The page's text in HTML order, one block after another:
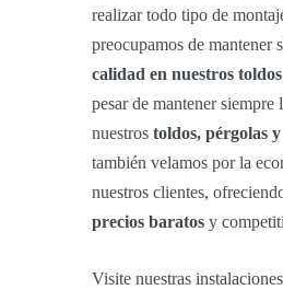
realizar todo tipo de
preocupamos de mantener
calidad en nuestros toldos
pesar de mantener siempre
nuestros toldos, pérgolas
también velamos por la
nuestros clientes,
precios baratos y
Visite nuestras